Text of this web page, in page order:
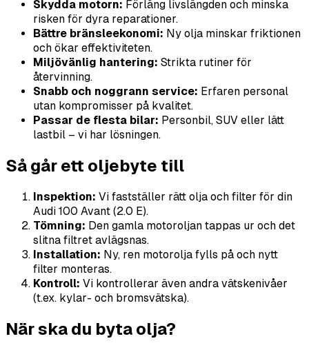
Skydda motorn: Förläng livslängden och minska
risken för dyra reparationer.
Bättre bränsleekonomi: Ny olja minskar friktionen
och ökar effektiviteten.
Miljövänlig hantering: Strikta rutiner för
återvinning.
Snabb och noggrann service: Erfaren personal
utan kompromisser på kvalitet.
Passar de flesta bilar: Personbil, SUV eller lätt
lastbil – vi har lösningen.
Så går ett oljebyte till
Inspektion: Vi fastställer rätt olja och filter för din
Audi 100 Avant (2.0 E).
Tömning: Den gamla motoroljan tappas ur och det
slitna filtret avlägsnas.
Installation: Ny, ren motorolja fylls på och nytt
filter monteras.
Kontroll: Vi kontrollerar även andra vätskenivåer
(t.ex. kylar- och bromsvätska).
När ska du byta olja?